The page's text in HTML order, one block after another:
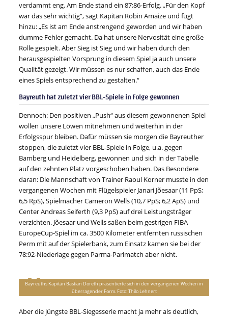
verdammt eng. Am Ende stand ein 87:86-Erfolg. „Für den Kopf
war das sehr wichtig“, sagt Kapitän Robin Amaize und fügt
hinzu: „Es ist am Ende anstrengend geworden und wir haben
dumme Fehler gemacht. Da hat unsere Nervosität eine große
Rolle gespielt. Aber Sieg ist Sieg und wir haben durch den
herausgespielten Vorsprung in diesem Spiel ja auch unsere
Qualität gezeigt. Wir müssen es nur schaffen, auch das Ende
eines Spiels entsprechend zu gestalten.“
Bayreuth hat zuletzt vier BBL-Spiele in Folge gewonnen
Dennoch: Den positiven „Push“ aus diesem gewonnenen Spiel
wollen unsere Löwen mitnehmen und weiterhin in der
Erfolgsspur bleiben. Dafür müssen sie morgen die Bayreuther
stoppen, die zuletzt vier BBL-Spiele in Folge, u.a. gegen
Bamberg und Heidelberg, gewonnen und sich in der Tabelle
auf den zehnten Platz vorgeschoben haben. Das Besondere
daran: Die Mannschaft von Trainer Raoul Korner musste in den
vergangenen Wochen mit Flügelspieler Janari Jõesaar (11 PpS;
6,5 RpS), Spielmacher Cameron Wells (10,7 PpS; 6,2 ApS) und
Center Andreas Seiferth (9,3 PpS) auf drei Leistungsträger
verzichten. Jõesaar und Wells saßen beim gestrigen FIBA
EuropeCup-Spiel im ca. 3500 Kilometer entfernten russischen
Perm mit auf der Spielerbank, zum Einsatz kamen sie bei der
78:92-Niederlage gegen Parma-Parimatch aber nicht.
Bayreuths Kapitän Bastian Doreth präsentierte sich in den vergangenen Wochen in
überragender Form. Foto: Thilo Lehnert
Aber die jüngste BBL-Siegesserie macht ja mehr als deutlich,